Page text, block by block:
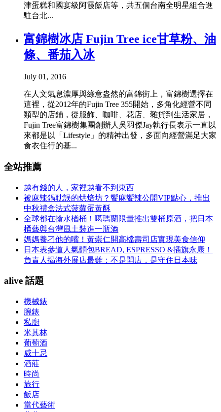
津蛋糕和國宴級阿霞飯店等，共五個台南全明星組合進
駐台北...
富錦樹冰店 Fujin Tree ice甘草粉、油
條、番茄入冰
July 01, 2016
在人文氣息濃厚與綠意盎然的富錦街上，富錦樹選擇在
這裡，從2012年的Fujin Tree 355開始，多角化經營不同
類型的店鋪，從服飾、咖啡、花店、雜貨到生活家居，
Fujin Tree富錦樹集團創辦人吳羽傑Jay執行長表示一直以
來都是以「Lifestyle」的精神出發，多面向經營滿足大家
食衣住行的基...
全站推薦
越有錢的人，家裡越看不到東西
被麻辣鍋耽誤的烘焙坊？饗麻饗辣公開VIP點心，推出
中秋禮盒法式菠蘿蛋黃酥
全球都在搶水楢桶！噶瑪蘭限量推出雙桶原酒，把日本
桶藝與台灣風土裝進一瓶酒
媽媽養刁他的嘴！黃崇仁開高檔壽司店實現美食信仰
日本表參道人氣麵包BREAD, ESPRESSO &插旗永康！
負責人揭海外展店最難：不是開店，是守住日本味
alive 話題
機械錶
腕錶
私廚
米其林
葡萄酒
威士忌
酒莊
時尚
旅行
飯店
當代藝術